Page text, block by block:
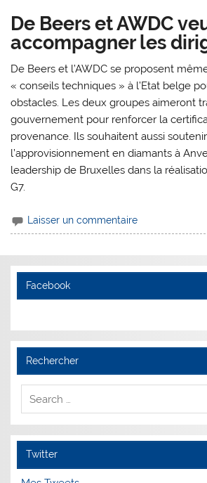
De Beers et AWDC
accompagner les
De Beers et l’AWDC se proposent
« conseils techniques » à l’Etat belge
obstacles. Les deux groupes aimeront
gouvernement pour renforcer la
provenance. Ils souhaitent aussi soutenir
l’approvisionnement en diamants à
leadership de Bruxelles dans la
G7.
Laisser un commentaire
Facebook
Rechercher
Twitter